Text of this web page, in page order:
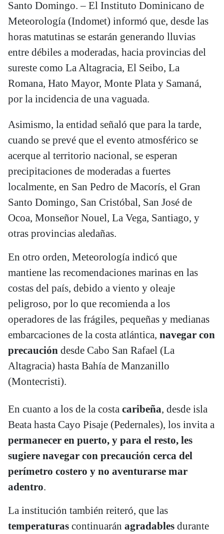
Santo Domingo. – El Instituto Dominicano de
Meteorología (Indomet) informó que, desde las
horas matutinas se estarán generando lluvias
entre débiles a moderadas, hacia provincias del
sureste como La Altagracia, El Seibo, La
Romana, Hato Mayor, Monte Plata y Samaná,
por la incidencia de una vaguada.
Asimismo, la entidad señaló que para la tarde,
cuando se prevé que el evento atmosférico se
acerque al territorio nacional, se esperan
precipitaciones de moderadas a fuertes
localmente, en San Pedro de Macorís, el Gran
Santo Domingo, San Cristóbal, San José de
Ocoa, Monseñor Nouel, La Vega, Santiago, y
otras provincias aledañas.
En otro orden, Meteorología indicó que
mantiene las recomendaciones marinas en las
costas del país, debido a viento y oleaje
peligroso, por lo que recomienda a los
operadores de las frágiles, pequeñas y medianas
embarcaciones de la costa atlántica, navegar con
precaución desde Cabo San Rafael (La
Altagracia) hasta Bahía de Manzanillo
(Montecristi).
En cuanto a los de la costa caribeña, desde isla
Beata hasta Cayo Pisaje (Pedernales), los invita a
permanecer en puerto, y para el resto, les
sugiere navegar con precaución cerca del
perímetro costero y no aventurarse mar
adentro.
La institución también reiteró, que las
temperaturas continuarán agradables durante